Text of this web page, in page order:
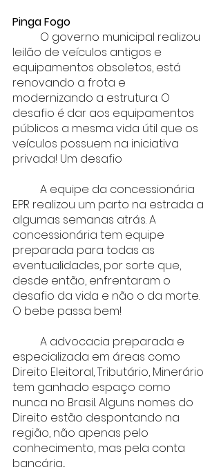
Pinga Fogo
leilão de veículos antigos e
equipamentos obsoletos, está
renovando a frota e
modernizando a estrutura. O
desafio é dar aos equipamentos
públicos a mesma vida útil que os
veículos possuem na iniciativa
privada! Um desafio
EPR realizou um parto na estrada a
algumas semanas atrás. A
concessionária tem equipe
preparada para todas as
eventualidades, por sorte que,
desde então, enfrentaram o
desafio da vida e não o da morte.
O bebe passa bem!
especializada em áreas como
Direito Eleitoral, Tributário, Minerário
tem ganhado espaço como
nunca no Brasil. Alguns nomes do
Direito estão despontando na
região, não apenas pelo
conhecimento, mas pela conta
bancária...